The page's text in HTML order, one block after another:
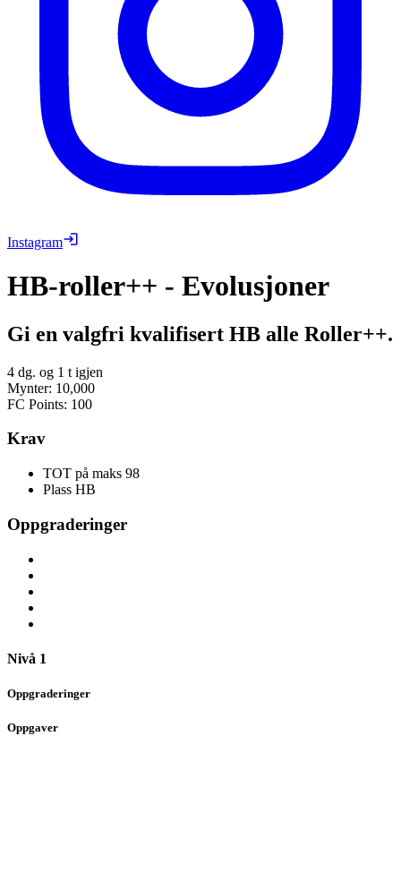
Instagram
HB-roller++ - Evolusjoner
Gi en valgfri kvalifisert HB alle Roller++.
4 dg. og 1 t igjen
Mynter: 10,000
FC Points: 100
Krav
TOT på maks 98
Plass HB
Oppgraderinger
Nivå 1
Oppgraderinger
Oppgaver